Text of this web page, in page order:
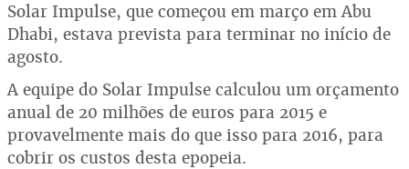
Solar Impulse, que começou em março em Abu
Dhabi, estava prevista para terminar no início de
agosto.
A equipe do Solar Impulse calculou um orçamento
anual de 20 milhões de euros para 2015 e
provavelmente mais do que isso para 2016, para
cobrir os custos desta epopeia.